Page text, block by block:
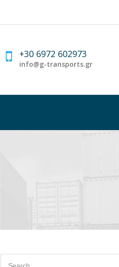
+30 6972 602973
info@g-transports.gr